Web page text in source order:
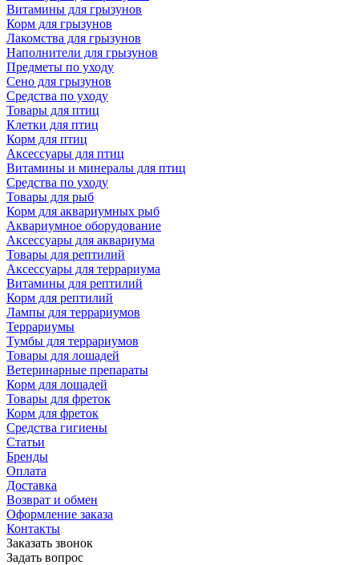
Витамины для грызунов
Корм для грызунов
Лакомства для грызунов
Наполнители для грызунов
Предметы по уходу
Сено для грызунов
Средства по уходу
Товары для птиц
Клетки для птиц
Корм для птиц
Аксессуары для птиц
Витамины и минералы для птиц
Средства по уходу
Товары для рыб
Корм для аквариумных рыб
Аквариумное оборудование
Аксессуары для аквариума
Товары для рептилий
Аксессуары для террариума
Витамины для рептилий
Корм для рептилий
Лампы для террариумов
Террариумы
Тумбы для террариумов
Товары для лошадей
Ветеринарные препараты
Корм для лошадей
Товары для фреток
Корм для фреток
Средства гигиены
Статьи
Бренды
Оплата
Доставка
Возврат и обмен
Оформление заказа
Контакты
Заказать звонок
Задать вопрос